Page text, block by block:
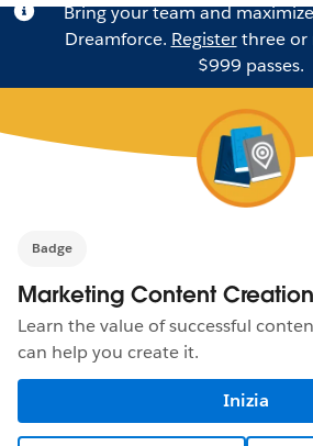
Bring your team and
Dreamforce. Registerthree or
$999 passes.
Badge
Marketing Content Creation
Learn the value of successful
can help you create it.
Inizia